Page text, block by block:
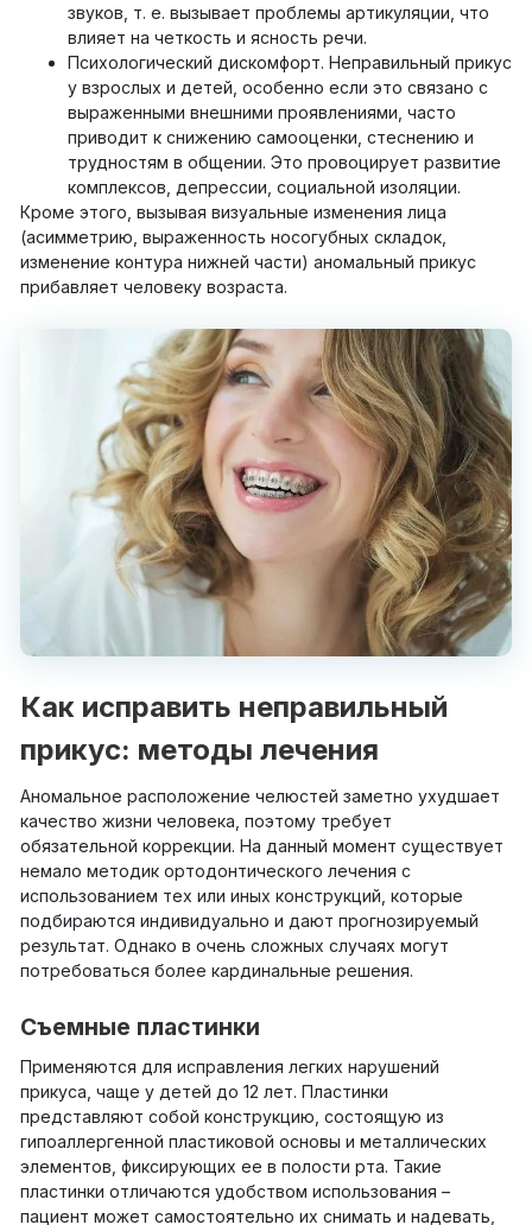
звуков, т. е. вызывает проблемы артикуляции, что
влияет на четкость и ясность речи.
Психологический дискомфорт. Неправильный прикус
у взрослых и детей, особенно если это связано с
выраженными внешними проявлениями, часто
приводит к снижению самооценки, стеснению и
трудностям в общении. Это провоцирует развитие
комплексов, депрессии, социальной изоляции.
Кроме этого, вызывая визуальные изменения лица
(асимметрию, выраженность носогубных складок,
изменение контура нижней части) аномальный прикус
прибавляет человеку возраста.
Как исправить неправильный
прикус: методы лечения
Аномальное расположение челюстей заметно ухудшает
качество жизни человека, поэтому требует
обязательной коррекции. На данный момент существует
немало методик ортодонтического лечения с
использованием тех или иных конструкций, которые
подбираются индивидуально и дают прогнозируемый
результат. Однако в очень сложных случаях могут
потребоваться более кардинальные решения.
Съемные пластинки
Применяются для исправления легких нарушений
прикуса, чаще у детей до 12 лет. Пластинки
представляют собой конструкцию, состоящую из
гипоаллергенной пластиковой основы и металлических
элементов, фиксирующих ее в полости рта. Такие
пластинки отличаются удобством использования –
пациент может самостоятельно их снимать и надевать,